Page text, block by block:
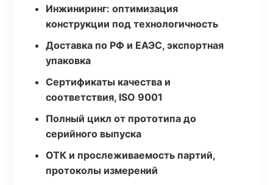
Инжиниринг: оптимизация
конструкции под технологичность
Доставка по РФ и ЕАЭС, экспортная
упаковка
Сертификаты качества и
соответствия, ISO 9001
Полный цикл от прототипа до
серийного выпуска
ОТК и прослеживаемость партий,
протоколы измерений